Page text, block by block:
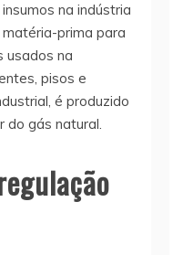
na indústria
prima para
usados na
pisos e
é produzido
do gás natural.